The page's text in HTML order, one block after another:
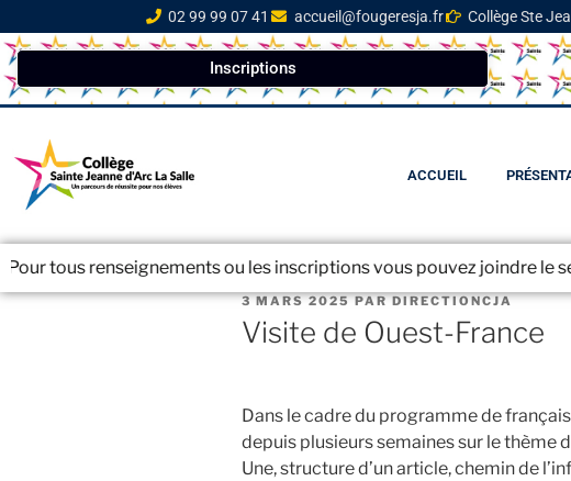
02 99 99 07 41 accueil@fougeresja.fr Collège Ste
Inscriptions
ACCUEIL
ou les inscriptions vous pouvez joindre le secrétariat au
3 MARS 2025PARDIRECTIONCJA
Visite de Ouest-France
Dans le cadre du programme de
depuis plusieurs semaines sur le thème
Une, structure d’un article, chemin de